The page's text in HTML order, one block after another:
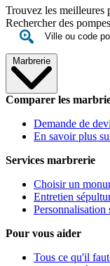
Trouvez les meilleures
Rechercher des
Marbrerie
Comparer les
Demande de
En savoir plus
Services marbrerie
Choisir un
Entretien
Personnalisation
Pour vous aider
Tous ce qu'il